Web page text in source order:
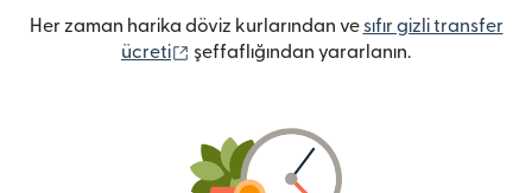
Her zaman harika döviz kurlarından ve sıfır gizli transfer
ücreti
(yeni pencerede açılır)
şeffaflığından yararlanın.